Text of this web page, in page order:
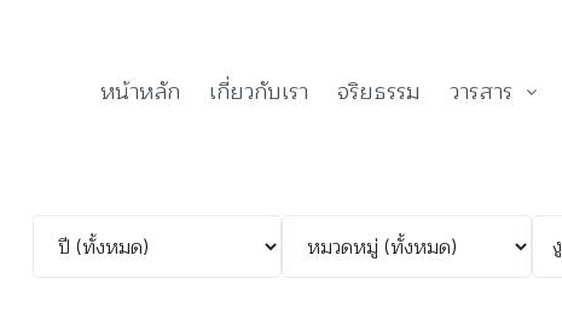
หน้าหลัก เกี่ยวกับเรา จริยธรรม วารสาร